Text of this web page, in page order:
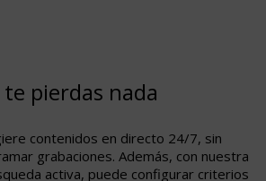
te pierdas nada
contenidos en directo 24/7, sin
grabaciones. Además, con nuestra
activa, puede configurar criterios